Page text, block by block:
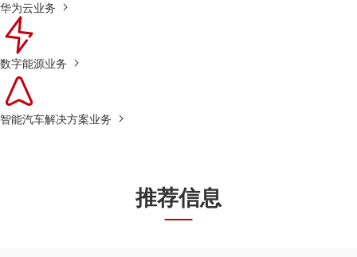
华为云业务
数字能源业务
智能汽车解决方案业务
推荐信息